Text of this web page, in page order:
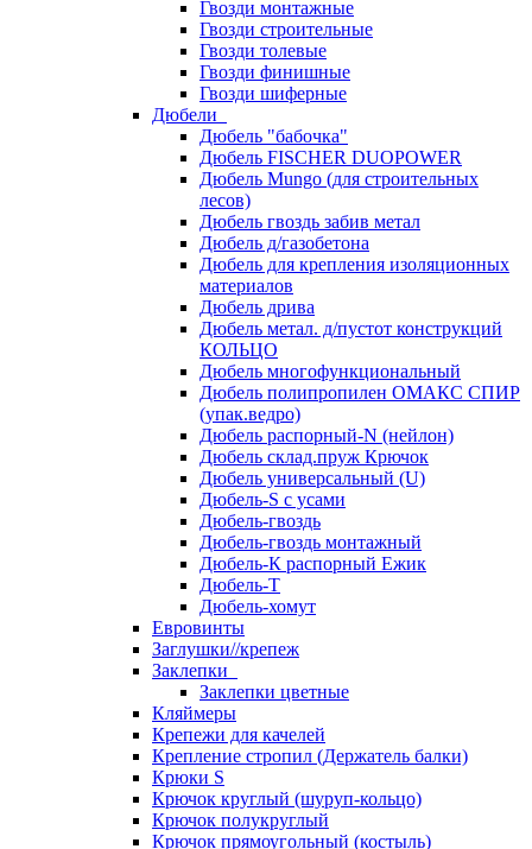
Гвозди монтажные
Гвозди строительные
Гвозди толевые
Гвозди финишные
Гвозди шиферные
Дюбели
Дюбель "бабочка"
Дюбель FISCHER DUOPOWER
Дюбель Mungo (для строительных
лесов)
Дюбель гвоздь забив метал
Дюбель д/газобетона
Дюбель для крепления изоляционных
материалов
Дюбель дрива
Дюбель метал. д/пустот конструкций
КОЛЬЦО
Дюбель многофункциональный
Дюбель полипропилен ОМАКС СПИР
(упак.ведро)
Дюбель распорный-N (нейлон)
Дюбель склад.пруж Крючок
Дюбель универсальный (U)
Дюбель-S с усами
Дюбель-гвоздь
Дюбель-гвоздь монтажный
Дюбель-К распорный Ежик
Дюбель-Т
Дюбель-хомут
Евровинты
Заглушки//крепеж
Заклепки
Заклепки цветные
Кляймеры
Крепежи для качелей
Крепление стропил (Держатель балки)
Крюки S
Крючок круглый (шуруп-кольцо)
Крючок полукруглый
Крючок прямоугольный (костыль)